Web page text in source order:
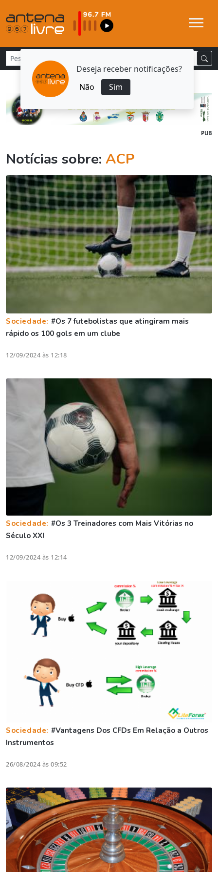
Deseja receber notificações?
Não
Sim
PUB
Notícias sobre: ACP
Sociedade: #Os 7 futebolistas que atingiram mais
rápido os 100 gols em um clube
12/09/2024 às 12:18
Sociedade: #Os 3 Treinadores com Mais Vitórias no
Século XXI
12/09/2024 às 12:14
Sociedade: #Vantagens Dos CFDs Em Relação a Outros
Instrumentos
26/08/2024 às 09:52